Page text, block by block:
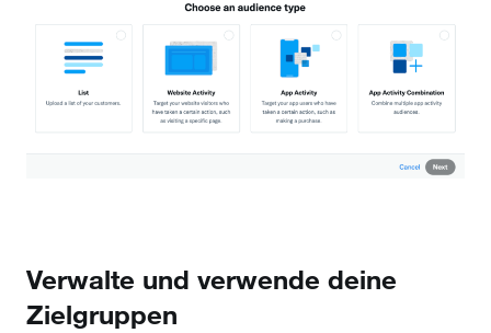
Verwalte und verwende deine
Zielgruppen